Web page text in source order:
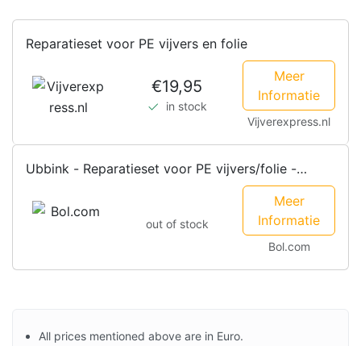
Reparatieset voor PE vijvers en folie
€19,95
in stock
Meer
Informatie
Vijverexpress.nl
Ubbink - Reparatieset voor PE vijvers/folie -
out of stock
Meer
Informatie
Bol.com
All prices mentioned above are in Euro.